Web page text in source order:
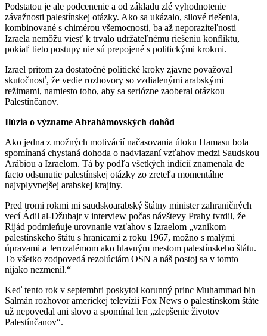
Podstatou je ale podcenenie a od základu zlé vyhodnotenie
závažnosti palestínskej otázky. Ako sa ukázalo, silové riešenia,
kombinované s chimérou všemocnosti, ba až neporaziteľnosti
Izraela nemôžu viesť k trvalo udržateľnému riešeniu konfliktu,
pokiaľ tieto postupy nie sú prepojené s politickými krokmi.
Izrael pritom za dostatočné politické kroky zjavne považoval
skutočnosť, že vedie rozhovory so vzdialenými arabskými
režimami, namiesto toho, aby sa seriózne zaoberal otázkou
Palestínčanov.
Ilúzia o význame Abrahámovských dohôd
Ako jedna z možných motivácií načasovania útoku Hamasu bola
spomínaná chystaná dohoda o nadviazaní vzťahov medzi Saudskou
Arábiou a Izraelom. Tá by podľa všetkých indícií znamenala de
facto odsunutie palestínskej otázky zo zreteľa momentálne
najvplyvnejšej arabskej krajiny.
Pred tromi rokmi mi saudskoarabský štátny minister zahraničných
vecí Ádil al-Džubajr v interview počas návštevy Prahy tvrdil, že
Rijád podmieňuje urovnanie vzťahov s Izraelom „vznikom
palestínskeho štátu s hranicami z roku 1967, možno s malými
úpravami a Jeruzalémom ako hlavným mestom palestínskeho štátu.
To všetko zodpovedá rezolúciám OSN a náš postoj sa v tomto
nijako nezmenil.“
Keď tento rok v septembri poskytol korunný princ Muhammad bin
Salmán rozhovor americkej televízii Fox News o palestínskom štáte
už nepovedal ani slovo a spomínal len „zlepšenie životov
Palestínčanov“.